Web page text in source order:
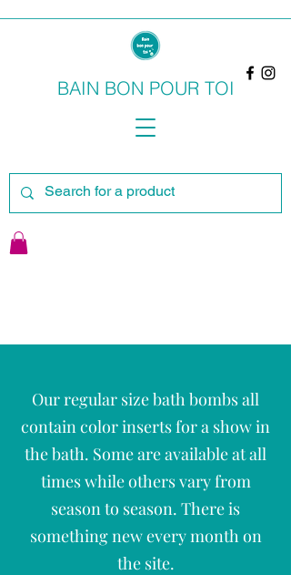
BAIN BON POUR TOI
Our regular size bath bombs all
contain color inserts for a show in
the bath. Some are available at all
times while others vary from
season to season. There is
something new every month on
the site.